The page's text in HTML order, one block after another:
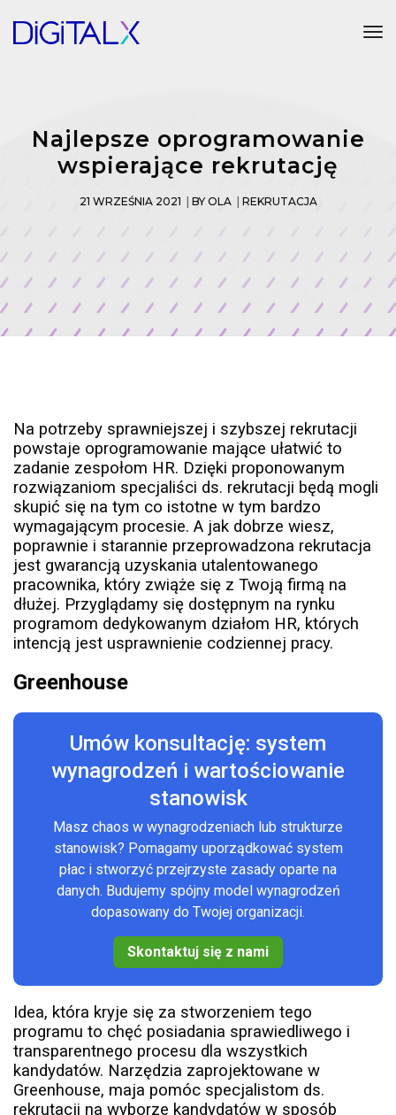
Najlepsze oprogramowanie
wspierające rekrutację
21 WRZEŚNIA 2021 BY OLA REKRUTACJA
Na potrzeby sprawniejszej i szybszej rekrutacji
powstaje oprogramowanie mające ułatwić to
zadanie zespołom HR. Dzięki proponowanym
rozwiązaniom specjaliści ds. rekrutacji będą mogli
skupić się na tym co istotne w tym bardzo
wymagającym procesie. A jak dobrze wiesz,
poprawnie i starannie przeprowadzona rekrutacja
jest gwarancją uzyskania utalentowanego
pracownika, który zwiąże się z Twoją firmą na
dłużej. Przyglądamy się dostępnym na rynku
programom dedykowanym działom HR, których
intencją jest usprawnienie codziennej pracy.
Greenhouse
Umów konsultację: system
wynagrodzeń i wartościowanie
stanowisk
Masz chaos w wynagrodzeniach lub strukturze
stanowisk? Pomagamy uporządkować system
płac i stworzyć przejrzyste zasady oparte na
danych. Budujemy spójny model wynagrodzeń
dopasowany do Twojej organizacji.
Skontaktuj się z nami
Idea, która kryje się za stworzeniem tego
programu to chęć posiadania sprawiedliwego i
transparentnego procesu dla wszystkich
kandydatów. Narzędzia zaprojektowane w
Greenhouse, maja pomóc specjalistom ds.
rekrutacji na wyborze kandydatów w sposób